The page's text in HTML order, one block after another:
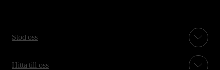
Stöd oss
Hitta till oss